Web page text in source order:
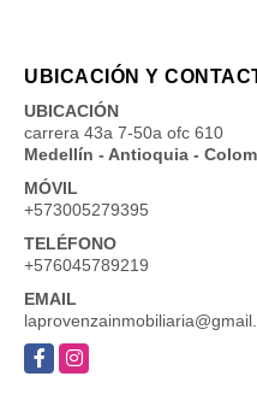
UBICACIÓN Y
UBICACIÓN
carrera 43a 7-50a ofc 610
Medellín - Antioquia -
MÓVIL
+573005279395
TELÉFONO
+576045789219
EMAIL
FacebookInstagram